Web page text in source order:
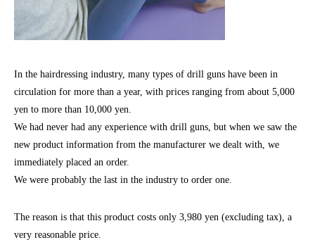
In the hairdressing industry, many types of drill guns have been in
circulation for more than a year, with prices ranging from about 5,000
yen to more than 10,000 yen.
We had never had any experience with drill guns, but when we saw the
new product information from the manufacturer we dealt with, we
immediately placed an order.
We were probably the last in the industry to order one.
The reason is that this product costs only 3,980 yen (excluding tax), a
very reasonable price.